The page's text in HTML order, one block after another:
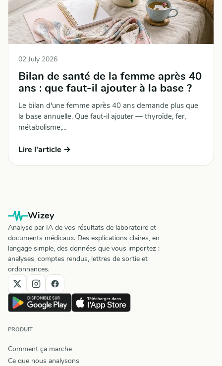
02 July 2026
Bilan de santé de la femme après 40
ans : que faut-il ajouter à la base ?
Le bilan d'une femme après 40 ans demande plus que
la base annuelle. Que faut-il ajouter — thyroïde, fer,
métabolisme,...
Lire l'article →
Wizey
Analyse par IA de vos résultats de laboratoire et
documents médicaux. Des explications claires, en
langage simple, des données que vous importez :
analyses, comptes rendus, lettres de sortie et
ordonnances.
PRODUIT
Comment ça marche
Ce que nous analysons